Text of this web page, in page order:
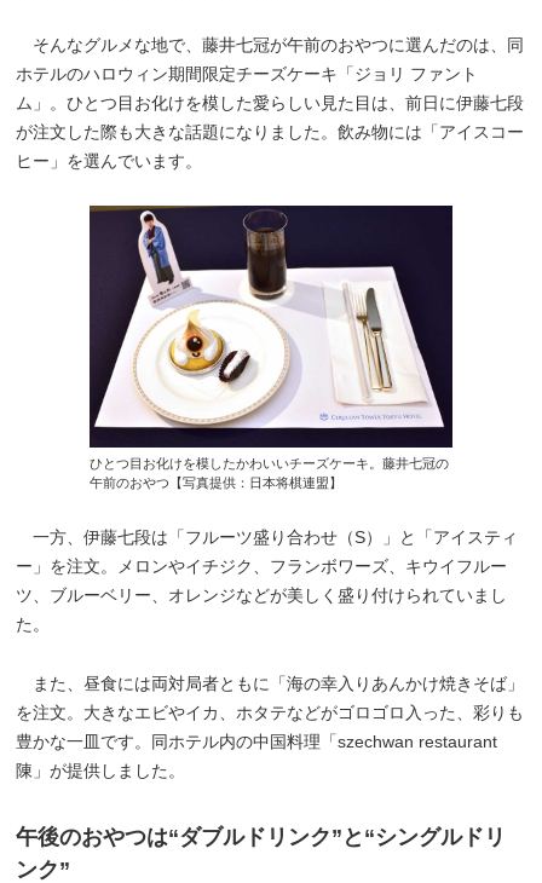
そんなグルメな地で、藤井七冠が午前のおやつに選んだのは、同
ホテルのハロウィン期間限定チーズケーキ「ジョリ ファント
ム」。ひとつ目お化けを模した愛らしい見た目は、前日に伊藤七段
が注文した際も大きな話題になりました。飲み物には「アイスコー
ヒー」を選んでいます。
ひとつ目お化けを模したかわいいチーズケーキ。藤井七冠の
午前のおやつ【写真提供：日本将棋連盟】
一方、伊藤七段は「フルーツ盛り合わせ（S）」と「アイスティ
ー」を注文。メロンやイチジク、フランボワーズ、キウイフルー
ツ、ブルーベリー、オレンジなどが美しく盛り付けられていまし
た。
また、昼食には両対局者ともに「海の幸入りあんかけ焼きそば」
を注文。大きなエビやイカ、ホタテなどがゴロゴロ入った、彩りも
豊かな一皿です。同ホテル内の中国料理「szechwan restaurant
陳」が提供しました。
午後のおやつは“ダブルドリンク”と“シングルドリ
ンク”